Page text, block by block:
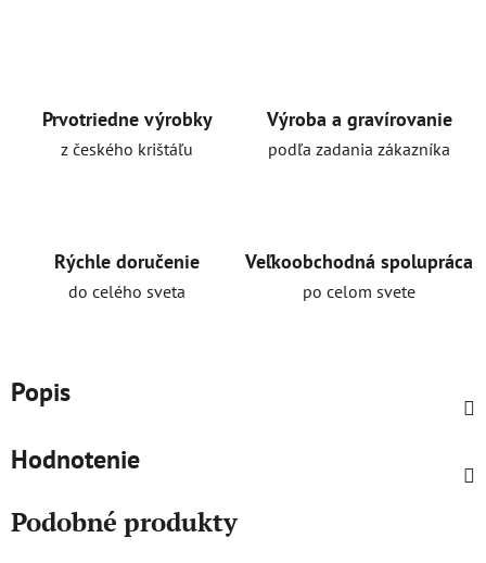
Prvotriedne výrobky
z českého krištáľu
Výroba a gravírovanie
podľa zadania zákazníka
Rýchle doručenie
do celého sveta
Veľkoobchodná spolupráca
po celom svete
Popis
Hodnotenie
Podobné produkty